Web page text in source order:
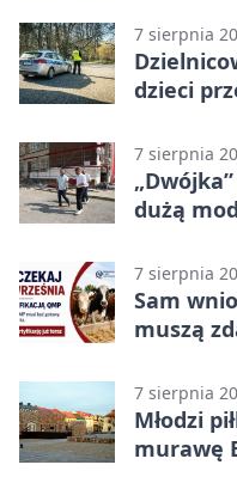
7 sierpnia
dzieci
7 sierpnia
dużą
7 sierpnia
Sam
muszą
7 sierpnia
Młodzi
murawę